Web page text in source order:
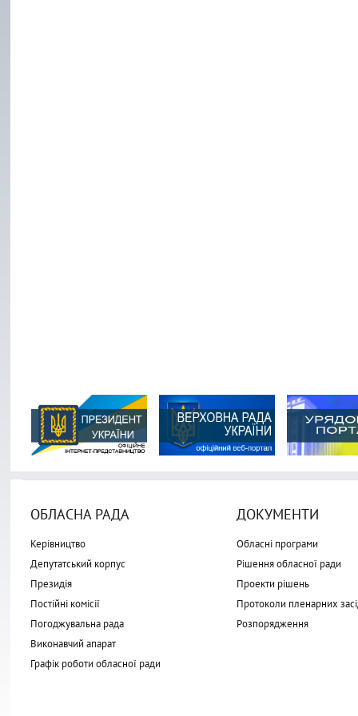
ОБЛАСНА РАДА
Керівництво
Депутатський корпус
Президія
Постійні комісії
Погоджувальна рада
Виконавчий апарат
Графік роботи обласної ради
ДОКУМЕНТИ
Обласні програми
Рішення обласної ради
Проекти рішень
Протоколи пленарних
Розпорядження